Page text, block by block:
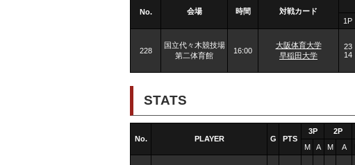
No. 会場 時間 対戦カード
1P
228
国立代々木競技場
第二体育館
16:00
大阪体育大学
早稲田大学
23
14
STATS
No. PLAYER G PTS
3P 2P
M
A M A